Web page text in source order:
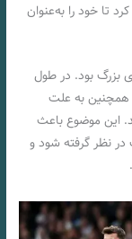
تا خود را به‌عنوان
بزرگ بود. در طول
همچنین به علت
این موضوع باعث
نظر گرفته شود و